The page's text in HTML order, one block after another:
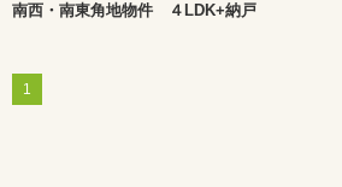
南西・南東角地物件 ４LDK+納戸
1